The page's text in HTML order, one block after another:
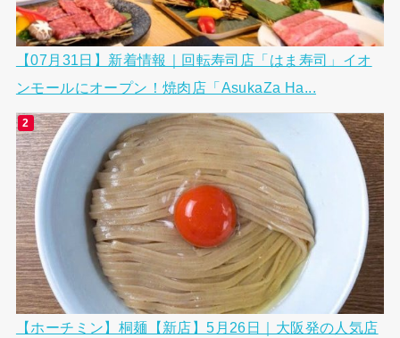
【07月31日】新着情報｜回転寿司店「はま寿司」イオ
ンモールにオープン！焼肉店「AsukaZa Ha...
【ホーチミン】桐麺【新店】5月26日｜大阪発の人気店